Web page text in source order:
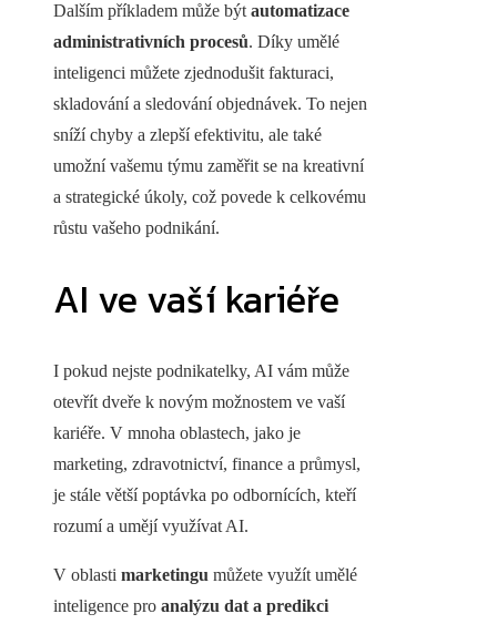
Dalším příkladem může být automatizace
administrativních procesů. Díky umělé
inteligenci můžete zjednodušit fakturaci,
skladování a sledování objednávek. To nejen
sníží chyby a zlepší efektivitu, ale také
umožní vašemu týmu zaměřit se na kreativní
a strategické úkoly, což povede k celkovému
růstu vašeho podnikání.
AI ve vaší kariéře
I pokud nejste podnikatelky, AI vám může
otevřít dveře k novým možnostem ve vaší
kariéře. V mnoha oblastech, jako je
marketing, zdravotnictví, finance a průmysl,
je stále větší poptávka po odbornících, kteří
rozumí a umějí využívat AI.
V oblasti marketingu můžete využít umělé
inteligence pro analýzu dat a predikci